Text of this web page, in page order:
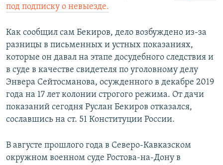
под подписку о невыезде.
Как сообщил сам Бекиров, дело возбуждено из-за
разницы в письменных и устных показаниях,
которые он давал на этапе досудебного следствия и
в суде в качестве свидетеля по уголовному делу
Энвера Сейтосманова, осужденного в декабре 2019
года на 17 лет колонии строгого режима. От дачи
показаний сегодня Руслан Бекиров отказался,
сославшись на ст. 51 Конституции России.
В августе прошлого года в Северо-Кавказском
окружном военном суде Ростова-на-Дону в